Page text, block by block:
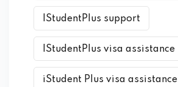
IStudentPlus support
IStudentPlus visa assistance
iStudent Plus visa assistance